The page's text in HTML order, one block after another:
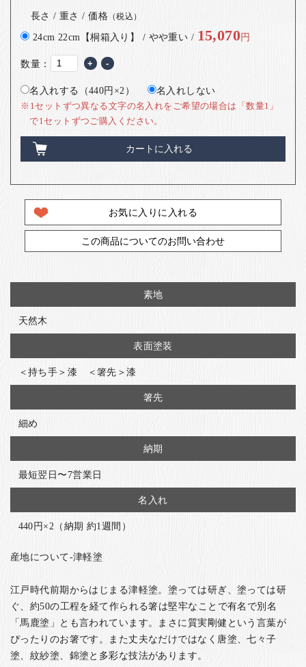
長さ / 重さ / 価格 （税込）
24cm 22cm【桐箱入り】 / やや重い / 15,070円
数量： + -
名入れする（440円×2） 名入れしない
※1セットずつ異なる文字の名入れをご希望の場合は「数量1」
で1セットずつご購入ください。
カートに入れる
お気に入りに入れる
この商品についてのお問い合わせ
素地
天然木
表面塗装
＜持ち手＞漆 ＜箸先＞漆
箸先
細め
納期
最短翌日〜7営業日
名入れ
440円×2（納期 約1週間）
産地について-津軽塗
江戸時代前期からはじまる津軽塗。塗っては研ぎ、塗っては研
ぐ、約50の工程を経て作られる箸は堅牢なことで有名で別名
「馬鹿塗」とも言われています。まさに質実剛健という言葉が
ぴったりのお箸です。また丈夫なだけではなく唐塗、七々子
塗、紋紗塗、錦塗と多彩な技法があります。